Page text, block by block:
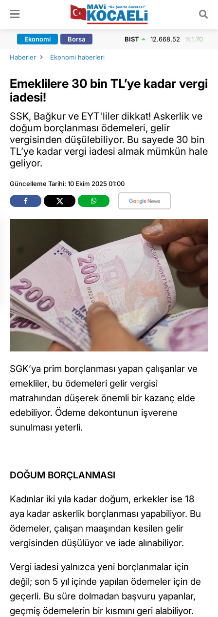
Ekonomi Borsa BIST 12.668,52 %1.70
Haberler Ekonomi haberleri
Emeklilere 30 bin TL’ye kadar vergi
iadesi!
SSK, Bağkur ve EYT'liler dikkat! Askerlik ve
doğum borçlanması ödemeleri, gelir
vergisinden düşülebiliyor. Bu sayede 30 bin
TL’ye kadar vergi iadesi almak mümkün hale
geliyor.
Güncelleme Tarihi: 10 Ekim 2025 01:00
SGK’ya prim borçlanması yapan çalışanlar ve
emekliler, bu ödemeleri gelir vergisi
matrahından düşerek önemli bir kazanç elde
edebiliyor. Ödeme dekontunun işverene
sunulması yeterli.
DOĞUM BORÇLANMASI
Kadınlar iki yıla kadar doğum, erkekler ise 18
aya kadar askerlik borçlanması yapabiliyor. Bu
ödemeler, çalışan maaşından kesilen gelir
vergisinden düşülüyor ve iade alınabiliyor.
Vergi iadesi yalnızca yeni borçlanmalar için
değil; son 5 yıl içinde yapılan ödemeler için de
geçerli. Bu süre dolmadan başvuru yapanlar,
geçmiş ödemelerin bir kısmını geri alabiliyor.